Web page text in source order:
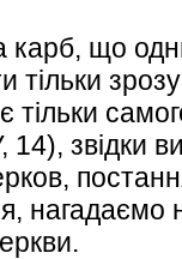
що
тільки
тільки
звідки
нагадаємо